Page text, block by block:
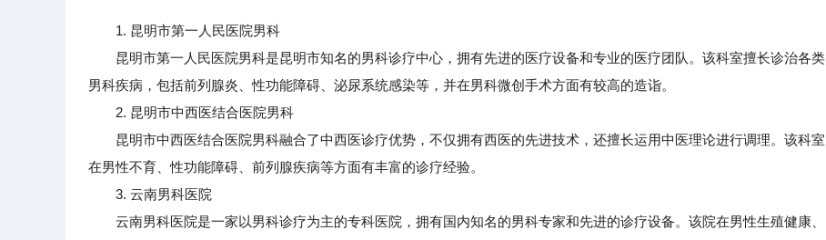
1. 昆明市第一人民医院男科
昆明市第一人民医院男科是昆明市知名的男科诊疗中心，拥有先进的医疗设备和专业的医疗团队。该科室擅长诊治各类
男科疾病，包括前列腺炎、性功能障碍、泌尿系统感染等，并在男科微创手术方面有较高的造诣。
2. 昆明市中西医结合医院男科
昆明市中西医结合医院男科融合了中西医诊疗优势，不仅拥有西医的先进技术，还擅长运用中医理论进行调理。该科室
在男性不育、性功能障碍、前列腺疾病等方面有丰富的诊疗经验。
3. 云南男科医院
云南男科医院是一家以男科诊疗为主的专科医院，拥有国内知名的男科专家和先进的诊疗设备。该院在男性生殖健康、